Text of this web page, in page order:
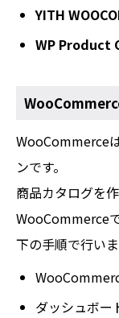
YITH
WP Product
WooCommerce
ンです。
商品カタログを
WooCommerce
下の手順で行いま
ダッシュボ